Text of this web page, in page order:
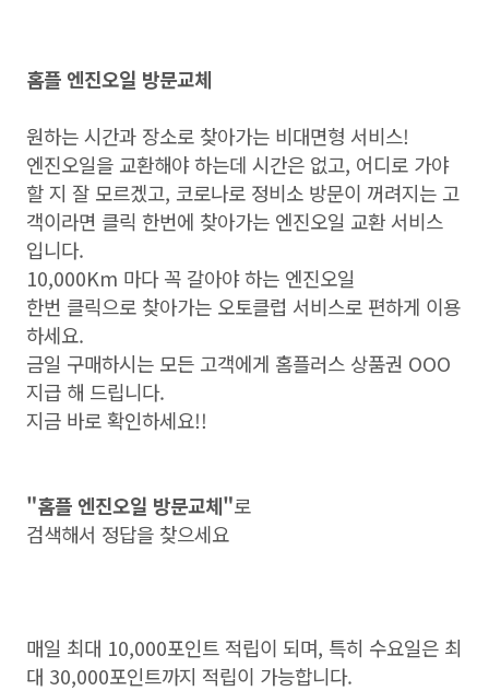
홈플 엔진오일 방문교체
원하는 시간과 장소로 찾아가는 비대면형 서비스!
엔진오일을 교환해야 하는데 시간은 없고, 어디로 가야
할 지 잘 모르겠고, 코로나로 정비소 방문이 꺼려지는 고
객이라면 클릭 한번에 찾아가는 엔진오일 교환 서비스
입니다.
10,000Km 마다 꼭 갈아야 하는 엔진오일
한번 클릭으로 찾아가는 오토클럽 서비스로 편하게 이용
하세요.
금일 구매하시는 모든 고객에게 홈플러스 상품권 OOO
지급 해 드립니다.
지금 바로 확인하세요!!
"홈플 엔진오일 방문교체"로
검색해서 정답을 찾으세요
매일 최대 10,000포인트 적립이 되며, 특히 수요일은 최
대 30,000포인트까지 적립이 가능합니다.